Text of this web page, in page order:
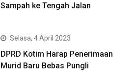
Sampah ke Tengah Jalan
Selasa, 4 April 2023
DPRD Kotim Harap Penerimaan
Murid Baru Bebas Pungli